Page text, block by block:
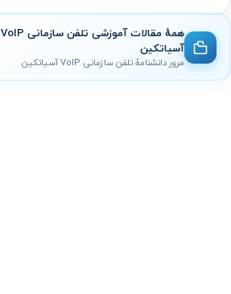
همهٔ مقالات آموزشی تلفن سازمانی VoIP
آسیاتکین
مرور دانشنامهٔ تلفن سازمانی VoIP آسیاتکین